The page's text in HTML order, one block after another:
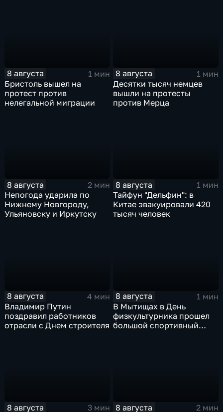
8 августа
1 мин
Бристоль вышел на
протест против
нелегальной миграции
8 августа
1 мин
Десятки тысяч немцев
вышли на протесты
против Мерца
8 августа
2 мин
Непогода ударила по
Нижнему Новгороду,
Ульяновску и Иркутску
8 августа
1 мин
Тайфун "Дельфин": в
Китае эвакуировали 420
тысяч человек
8 августа
4 мин
Владимир Путин
поздравил работников
отрасли с Днем строителя
8 августа
1 мин
В Мытищах в День
физкультурника прошел
большой спортивный
8 августа
3 мин
8 августа
2 мин